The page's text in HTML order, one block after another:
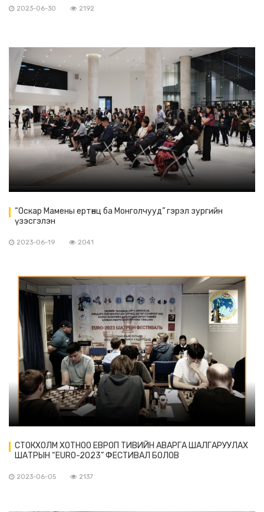
2023-06-30 2192
“Оскар Мамены ертөнц ба Монголчууд” гэрэл зургийн
үзэсгэлэн
2023-06-19 2041
СТОКХОЛМ ХОТНОО ЕВРОП ТИВИЙН АВАРГА ШАЛГАРУУЛАХ
ШАТРЫН “EURO-2023” ФЕСТИВАЛ БОЛОВ
2023-06-05 2137